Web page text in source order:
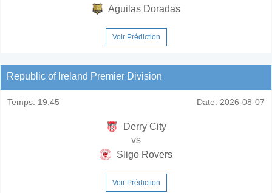
Aguilas Doradas
Voir Prédiction
Republic of Ireland Premier Division
Temps: 19:45 Date: 2026-08-07
Derry City
vs
Sligo Rovers
Voir Prédiction